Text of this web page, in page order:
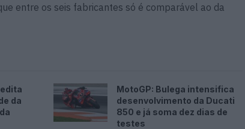
entre os seis fabricantes só é comparável ao da
da
MotoGP: Bulega intensifica
desenvolvimento da Ducati
850 e já soma dez dias de
testes